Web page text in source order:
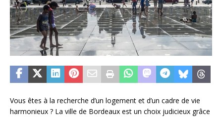
Vous êtes à la recherche d’un logement et d’un cadre de vie
harmonieux ? La ville de Bordeaux est un choix judicieux grâce